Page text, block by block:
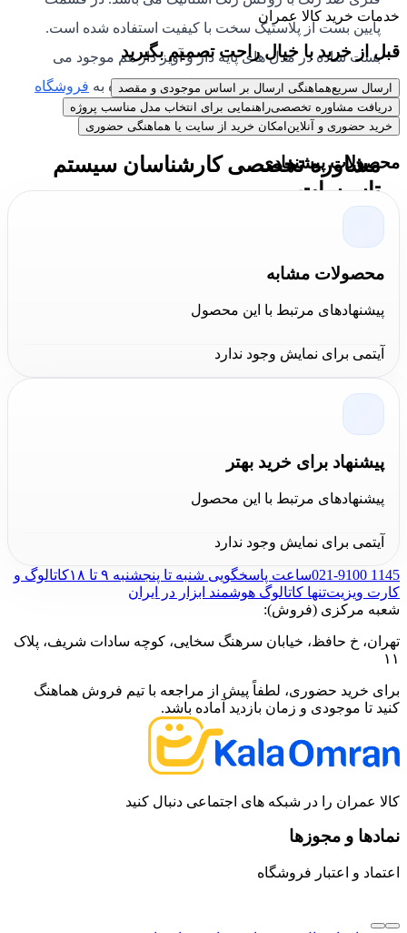
پایین بست از پلاستیک سخت با کیفیت استفاده شده است.
بست ساده در مدل های پایه دار و آویز دار هم موجود می
باشد. برای مشاهده نمونه های دیگر بست ساده به فروشگاه
کالا عمرانمراجعه کنید.
مشاوره تخصصی کارشناسان سیستم
تاسیسات
مجموعه
بازار می باشد. در صورت تمایل محصولات این برند برای
سیستم تاسیسات و محصولات مناسب برای پروژه شما از
ارتباط باشید.
خدمات خرید کالا عمران
قبل از خرید با خیال راحت تصمیم بگیرید
ارسال سریعهماهنگی ارسال بر اساس موجودی و مقصد
دریافت مشاوره تخصصیراهنمایی برای انتخاب مدل مناسب پروژه
خرید حضوری و آنلاین امکان خرید از سایت یا هماهنگی حضوری
محصولات پیشنهادی
محصولات مشابه
پیشنهادهای مرتبط با این محصول
آیتمی برای نمایش وجود ندارد
پیشنهاد برای خرید بهتر
پیشنهادهای مرتبط با این محصول
آیتمی برای نمایش وجود ندارد
021-9100 1145ساعت پاسخگویی شنبه تا پنجشنبه ۹ تا ۱۸
کاتالوگ و
کارت ویزیتتنها کاتالوگ هوشمند ابزار در ایران
شعبه مرکزی (فروش):
تهران، خ حافظ، خیابان سرهنگ سخایی، کوچه سادات شریف، پلاک
۱۱
برای خرید حضوری، لطفاً پیش از مراجعه با تیم فروش هماهنگ
کنید تا موجودی و زمان بازدید آماده باشد.
کالا عمران را در شبکه های اجتماعی دنبال کنید
نمادها و مجوزها
اعتماد و اعتبار فروشگاه